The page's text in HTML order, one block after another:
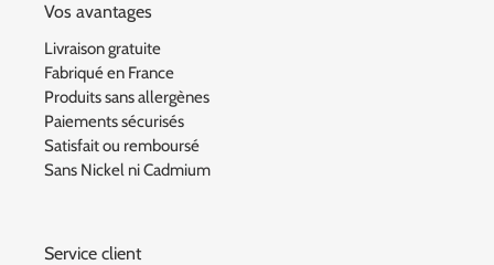
Vos avantages
Livraison gratuite
Fabriqué en France
Produits sans allergènes
Paiements sécurisés
Satisfait ou remboursé
Sans Nickel ni Cadmium
Service client